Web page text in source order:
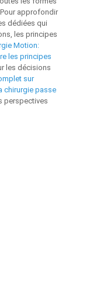
approfondir
dédiées qui
les principes
Motion:
les principes
les décisions
sur
chirurgie passe
perspectives